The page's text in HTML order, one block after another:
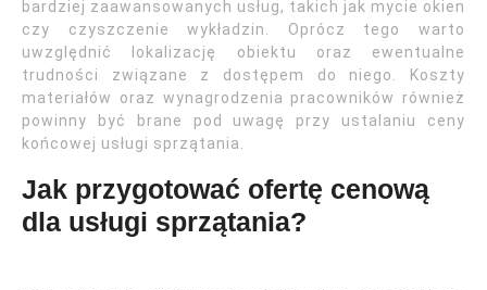
bardziej zaawansowanych usług, takich jak mycie okien
czy czyszczenie wykładzin. Oprócz tego warto
uwzględnić lokalizację obiektu oraz ewentualne
trudności związane z dostępem do niego. Koszty
materiałów oraz wynagrodzenia pracowników również
powinny być brane pod uwagę przy ustalaniu ceny
końcowej usługi sprzątania.
Jak przygotować ofertę cenową
dla usługi sprzątania?